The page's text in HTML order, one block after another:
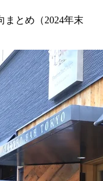
まとめ（2024年末